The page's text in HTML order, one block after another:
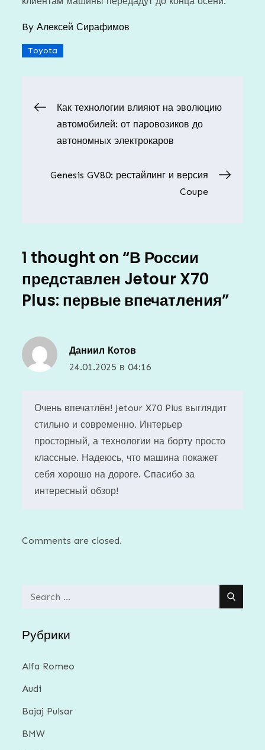
ByАлексей Сирафимов
Toyota
Навигация
по
записям
Как технологии влияют на эволюцию
автомобилей: от паровозиков до
автономных электрокаров
Genesis GV80: рестайлинг и версия
Coupe
1 thought on “В России
представлен Jetour X70
Plus: первые впечатления”
Даниил Котов
24.01.2025 в 04:16
Очень впечатлён! Jetour X70 Plus выглядит
стильно и современно. Интерьер
просторный, а технологии на борту просто
классные. Надеюсь, что машина покажет
себя хорошо на дороге. Спасибо за
интересный обзор!
Comments are closed.
Search
Рубрики
Alfa Romeo
Audi
Bajaj Pulsar
BMW